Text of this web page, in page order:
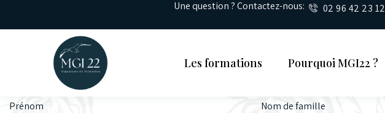
Une question ? Contactez-nous: 02 96 42 23 12
Les formations Pourquoi MGI22 ?
Prénom Nom de famille